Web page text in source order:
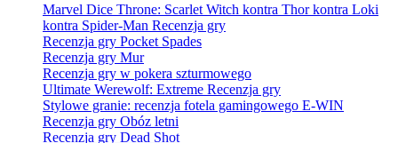
Marvel Dice Throne: Scarlet Witch kontra Thor kontra Loki
kontra Spider-Man Recenzja gry
Recenzja gry Pocket Spades
Recenzja gry Mur
Recenzja gry w pokera szturmowego
Ultimate Werewolf: Extreme Recenzja gry
Stylowe granie: recenzja fotela gamingowego E-WIN
Recenzja gry Obóz letni
Recenzja gry Dead Shot